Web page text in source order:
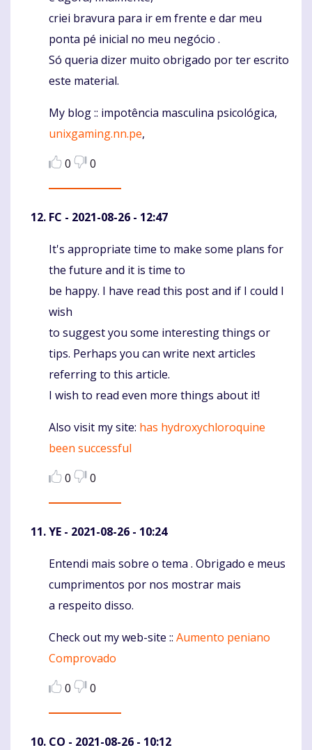
criei bravura para ir em frente e dar meu
ponta pé inicial no meu negócio .
Só queria dizer muito obrigado por ter escrito
este material.
My blog :: impotência masculina psicológica,
unixgaming.nn.pe,
0
0
FC - 2021-08-26 - 12:47
Komentaras
It's appropriate time to make some plans for
the future and it is time to
be happy. I have read this post and if I could I
wish
to suggest you some interesting things or
tips. Perhaps you can write next articles
referring to this article.
I wish to read even more things about it!
Also visit my site: has hydroxychloroquine
been successful
0
0
YE - 2021-08-26 - 10:24
Komentaras
Entendi mais sobre o tema . Obrigado e meus
cumprimentos por nos mostrar mais
a respeito disso.
Check out my web-site :: Aumento peniano
Comprovado
0
0
CO - 2021-08-26 - 10:12